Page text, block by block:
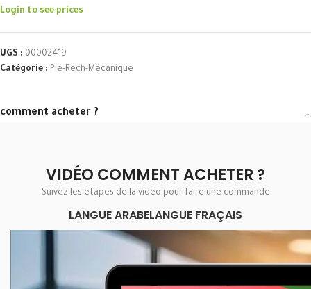
Login to see prices
UGS : 00002419
Catégorie : Pié-Rech-Mécanique
comment acheter ?
VIDÉO COMMENT ACHETER ?
Suivez les étapes de la vidéo pour faire une commande
LANGUE ARABELANGUE FRAÇAIS